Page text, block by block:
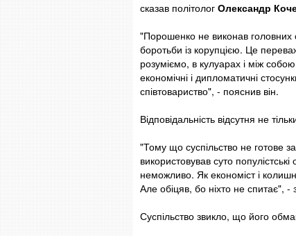
сказав політолог Олександр
"Порошенко не виконав головних
боротьби із корупцією. Це
розуміємо, в кулуарах і між
економічні і дипломатичні
співтовариство", - пояснив він.
Відповідальність відсутня не
"Тому що суспільство не готове
використовував суто
неможливо. Як економіст і
Але обіцяв, бо ніхто не спитає", -
Суспільство звикло, що його